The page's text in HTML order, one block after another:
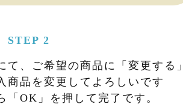
STEP 2
て、ご希望の商品に「変更する」
商品を変更してよろしいです
OK」を押して完了です。